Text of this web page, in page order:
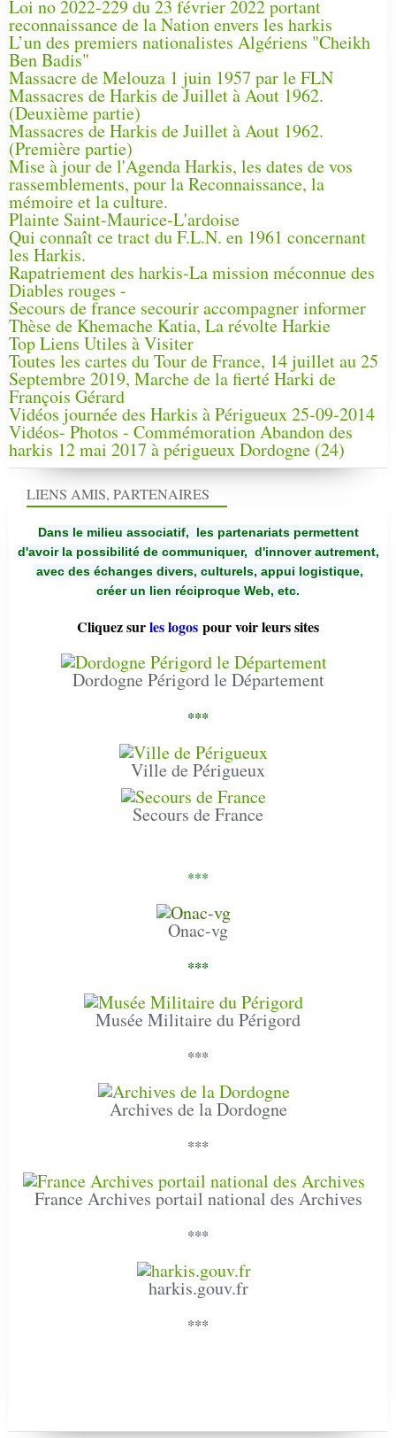
Loi no 2022-229 du 23 février 2022 portant
reconnaissance de la Nation envers les harkis
L’un des premiers nationalistes Algériens "Cheikh
Ben Badis"
Massacre de Melouza 1 juin 1957 par le FLN
Massacres de Harkis de Juillet à Aout 1962.
(Deuxième partie)
Massacres de Harkis de Juillet à Aout 1962.
(Première partie)
Mise à jour de l'Agenda Harkis, les dates de vos
rassemblements, pour la Reconnaissance, la
mémoire et la culture.
Plainte Saint-Maurice-L'ardoise
Qui connaît ce tract du F.L.N. en 1961 concernant
les Harkis.
Rapatriement des harkis-La mission méconnue des
Diables rouges -
Secours de france secourir accompagner informer
Thèse de Khemache Katia, La révolte Harkie
Top Liens Utiles à Visiter
Toutes les cartes du Tour de France, 14 juillet au 25
Septembre 2019, Marche de la fierté Harki de
François Gérard
Vidéos journée des Harkis à Périgueux 25-09-2014
Vidéos- Photos - Commémoration Abandon des
harkis 12 mai 2017 à périgueux Dordogne (24)
LIENS AMIS, PARTENAIRES
Dans le milieu associatif, les partenariats permettent
d'avoir la possibilité de communiquer, d'innover autrement,
avec des échanges divers, culturels, appui logistique,
créer un lien réciproque Web, etc.
Cliquez surles logos pour voir leurs sites
Dordogne Périgord le Département
***
Ville de Périgueux
Secours de France
***
Onac-vg
***
Musée Militaire du Périgord
***
Archives de la Dordogne
***
France Archives portail national des Archives
***
harkis.gouv.fr
***